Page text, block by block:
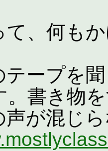
て、何も
テープを
。書き物
声が混じ